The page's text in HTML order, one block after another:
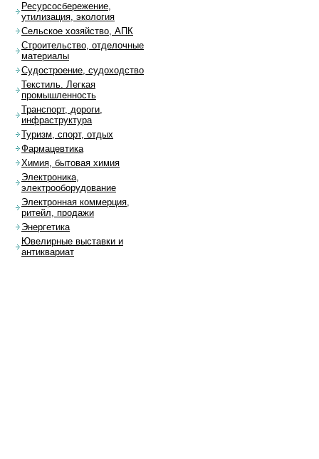
Ресурсосбережение,
утилизация, экология
Сельское хозяйство, АПК
Строительство, отделочные
материалы
Судостроение, судоходство
Текстиль. Легкая
промышленность
Транспорт, дороги,
инфраструктура
Туризм, спорт, отдых
Фармацевтика
Химия, бытовая химия
Электроника,
электрооборудование
Электронная коммерция,
ритейл, продажи
Энергетика
Ювелирные выставки и
антиквариат